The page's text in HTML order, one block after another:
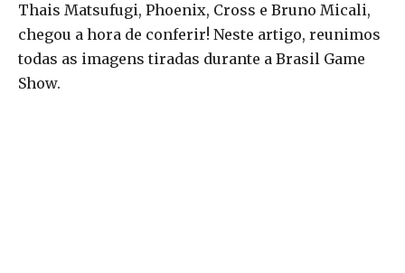
Thais Matsufugi, Phoenix, Cross e Bruno Micali,
chegou a hora de conferir! Neste artigo, reunimos
todas as imagens tiradas durante a Brasil Game
Show.